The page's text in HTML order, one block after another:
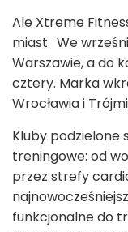
Ale Xtreme
miast. We
Warszawie, a do
cztery. Marka
Wrocławia i
Kluby podzielone
treningowe: od
przez strefy
funkcjonalne do